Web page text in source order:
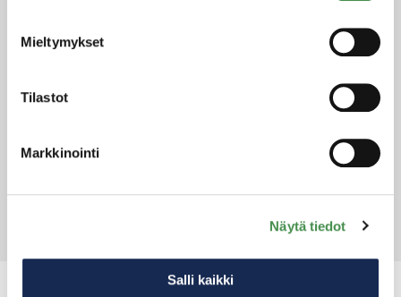
Mieltymykset
Tilastot
Markkinointi
Näytä tiedot
Salli kaikki